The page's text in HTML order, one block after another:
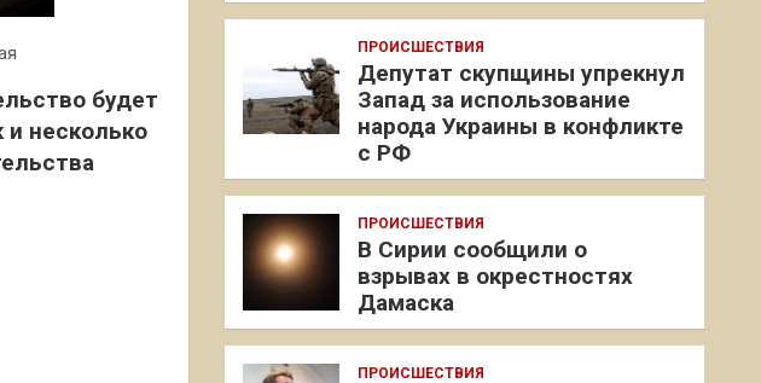
будет
несколько
ПРОИСШЕСТВИЯ
Депутат скупщины упрекнул
Запад за использование
народа Украины в конфликте
с РФ
ПРОИСШЕСТВИЯ
В Сирии сообщили о
взрывах в окрестностях
Дамаска
ПРОИСШЕСТВИЯ